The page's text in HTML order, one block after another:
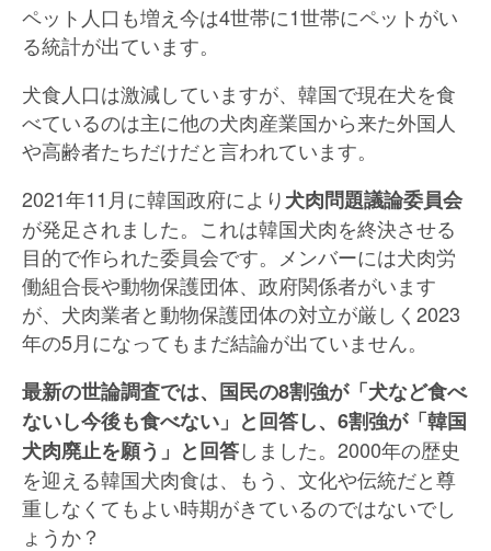
ペット人口も増え今は4世帯に1世帯にペットがい
る統計が出ています。
犬食人口は激減していますが、韓国で現在犬を食
べているのは主に他の犬肉産業国から来た外国人
や高齢者たちだけだと言われています。
2021年11月に韓国政府により犬肉問題議論委員会
が発足されました。これは韓国犬肉を終決させる
目的で作られた委員会です。メンバーには犬肉労
働組合長や動物保護団体、政府関係者がいます
が、犬肉業者と動物保護団体の対立が厳しく2023
年の5月になってもまだ結論が出ていません。
最新の世論調査では、国民の8割強が「犬など食べ
ないし今後も食べない」と回答し、6割強が「韓国
犬肉廃止を願う」と回答しました。2000年の歴史
を迎える韓国犬肉食は、もう、文化や伝統だと尊
重しなくてもよい時期がきているのではないでし
ょうか？